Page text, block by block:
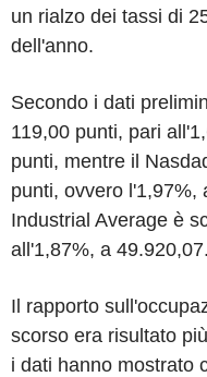
un rialzo dei tassi di
dell'anno.
Secondo i dati
119,00 punti, pari
punti, mentre il
punti, ovvero l'1,97%,
Industrial Average è
all'1,87%, a 49.920,07.
Il rapporto
scorso era risultato
i dati hanno mostrato